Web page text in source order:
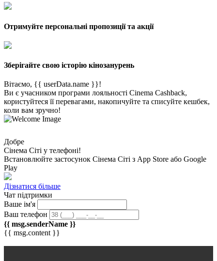
Отримуйте персональні пропозиції та акції
Зберігайте свою історію кінозанурень
Вітаємо, {{ userData.name }}!
Ви є учасником програми лояльності Cinema Cashback,
користуйтеся її перевагами, накопичуйте та списуйте кешбек,
коли вам зручно!
Добре
Сінема Сіті у телефоні!
Встановлюйте застосунок Сінема Сіті з App Store або Google
Play
Дізнатися більше
Чат підтримки
Ваше ім'я
Ваш телефон
{{ msg.senderName }}
{{ msg.content }}